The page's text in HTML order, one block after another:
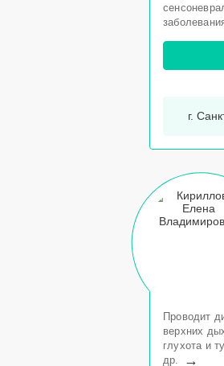
г.
Проводит
верхних
глухота и
др.
→